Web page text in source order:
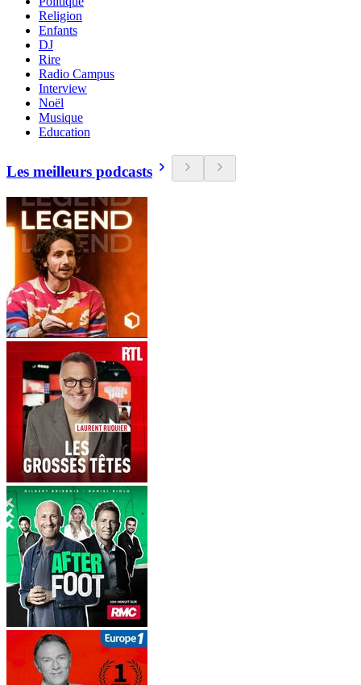
Religion
Enfants
DJ
Rire
Radio Campus
Interview
Noël
Musique
Education
Les meilleurs podcasts